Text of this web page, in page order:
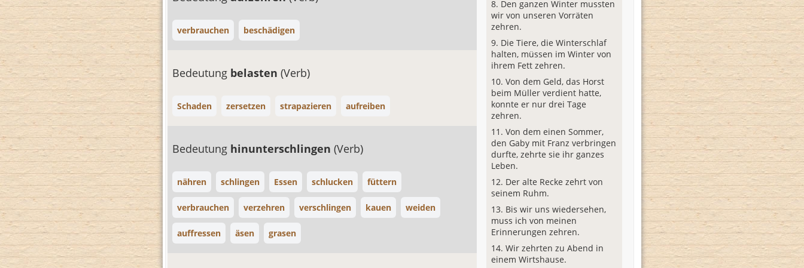
verbrauchen beschädigen
Bedeutung belasten (Verb)
Schaden zersetzen strapazieren aufreiben
Bedeutung hinunterschlingen (Verb)
nähren schlingen Essen schlucken füttern
verbrauchen verzehren verschlingen kauen weiden
auffressen äsen grasen
Den ganzen Winter mussten
wir von unseren Vorräten
zehren.
Die Tiere, die Winterschlaf
halten, müssen im Winter von
ihrem Fett zehren.
Von dem Geld, das Horst
beim Müller verdient hatte,
konnte er nur drei Tage
zehren.
Von dem einen Sommer,
den Gaby mit Franz verbringen
durfte, zehrte sie ihr ganzes
Leben.
Der alte Recke zehrt von
seinem Ruhm.
Bis wir uns wiedersehen,
muss ich von meinen
Erinnerungen zehren.
Wir zehrten zu Abend in
einem Wirtshause.